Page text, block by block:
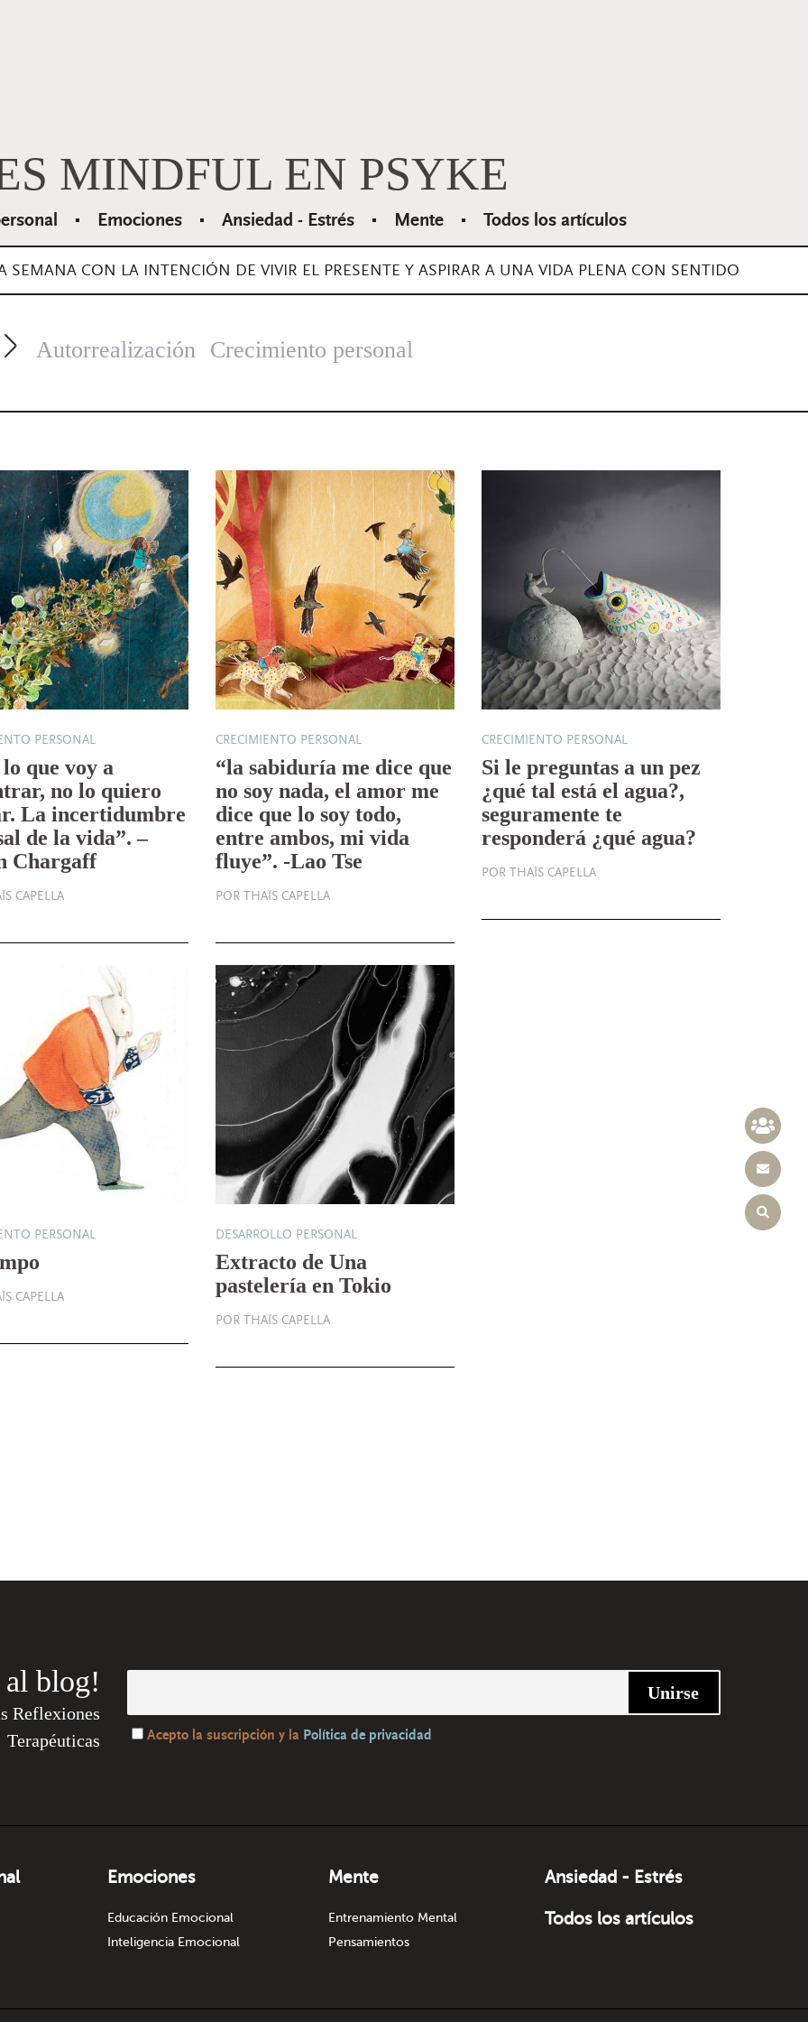
MINDFUL EN PSYKE
Emociones Ansiedad - Estrés Mente Todos los artículos
SEMANA CON LA INTENCIÓN DE VIVIR EL PRESENTE Y ASPIRAR A UNA VIDA PLENA CON SENTIDO
Autorrealización Crecimiento personal
PERSONAL
lo que voy a
no lo quiero
La incertidumbre
de la vida”. –
Chargaff
CAPELLA
CRECIMIENTO PERSONAL
“la sabiduría me dice que
no soy nada, el amor me
dice que lo soy todo,
entre ambos, mi vida
fluye”. -Lao Tse
POR THAÏS CAPELLA
CRECIMIENTO PERSONAL
Si le preguntas a un pez
¿qué tal está el agua?,
seguramente te
responderá ¿qué agua?
POR THAÏS CAPELLA
PERSONAL
CAPELLA
DESARROLLO PERSONAL
Extracto de Una
pastelería en Tokio
POR THAÏS CAPELLA
al blog!
Reflexiones
Terapéuticas
Acepto la suscripción y la Política de privacidad
Emociones
Educación Emocional
Inteligencia Emocional
Mente
Entrenamiento Mental
Pensamientos
Ansiedad - Estrés
Todos los artículos